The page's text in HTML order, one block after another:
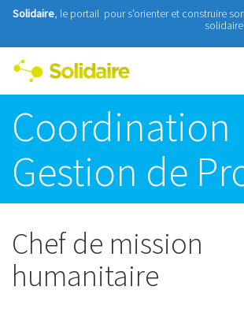
Aller au contenu principal
Solidaire, le portail pour s'orienter et construire
Coordination
Gestion de
Chef de mission
humanitaire